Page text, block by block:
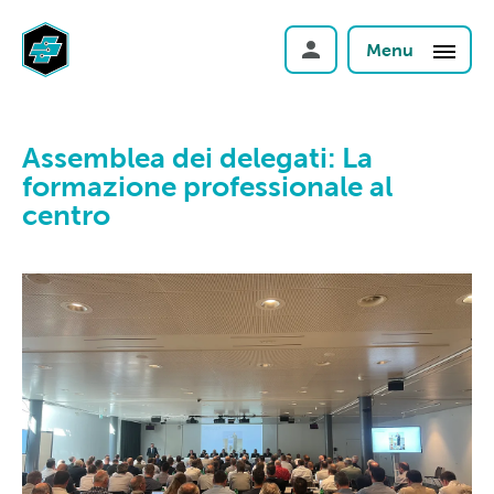
Menu
Assemblea dei delegati: La
formazione professionale al
centro